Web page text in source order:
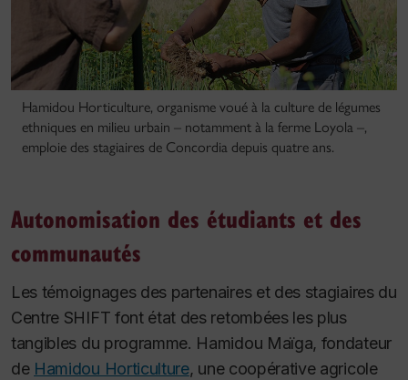
Hamidou Horticulture, organisme voué à la culture de légumes
ethniques en milieu urbain – notamment à la ferme Loyola –,
emploie des stagiaires de Concordia depuis quatre ans.
Autonomisation des étudiants et des
communautés
Les témoignages des partenaires et des stagiaires du
Centre SHIFT font état des retombées les plus
tangibles du programme. Hamidou Maïga, fondateur
de Hamidou Horticulture, une coopérative agricole